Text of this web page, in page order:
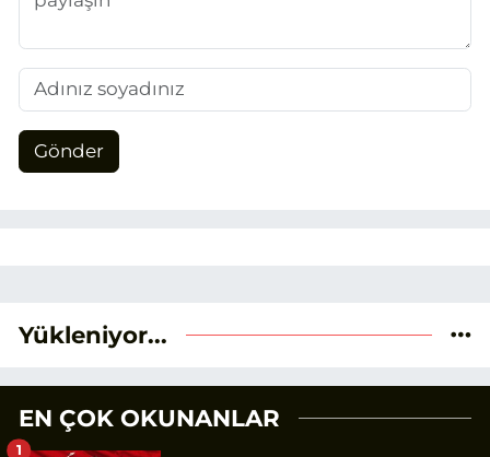
Gönder
Yükleniyor...
EN ÇOK OKUNANLAR
1